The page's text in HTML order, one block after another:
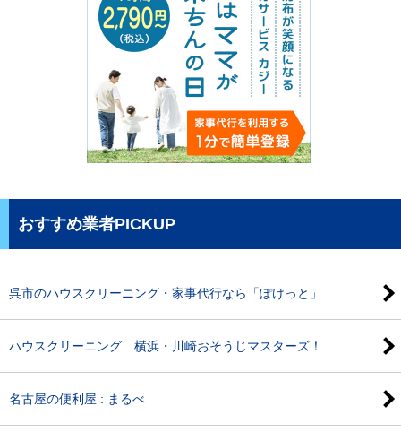
おすすめ業者PICKUP
呉市のハウスクリーニング・家事代行なら「ぽけっと」
ハウスクリーニング 横浜・川崎おそうじマスターズ！
名古屋の便利屋 : まるべ